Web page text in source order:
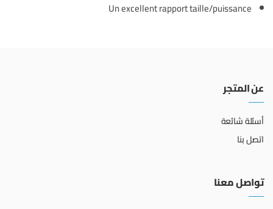
Un excellent rapport taille/puissance
عن المتجر
أسئلة شائعة
اتصل بنا
تواصل معنا